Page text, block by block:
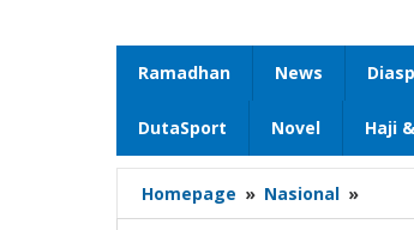
Ramadhan News
DutaSport Novel Haji
Homepage » Nasional »